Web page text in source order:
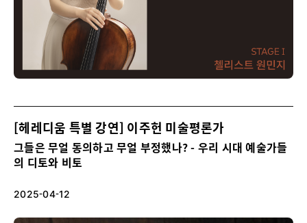
[헤레디움 특별 강연] 이주헌 미술평론가
그들은 무얼 동의하고 무얼 부정했나? - 우리 시대 예술가들
의 디토와 비토
2025-04-12